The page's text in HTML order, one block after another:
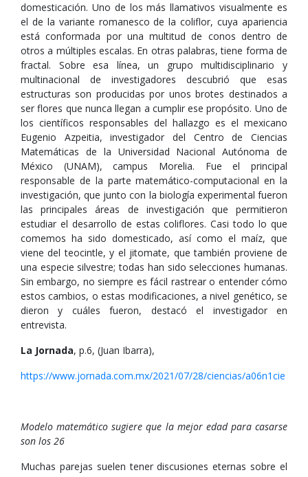
domesticación. Uno de los más llamativos visualmente es
el de la variante romanesco de la coliflor, cuya apariencia
está conformada por una multitud de conos dentro de
otros a múltiples escalas. En otras palabras, tiene forma de
fractal. Sobre esa línea, un grupo multidisciplinario y
multinacional de investigadores descubrió que esas
estructuras son producidas por unos brotes destinados a
ser flores que nunca llegan a cumplir ese propósito. Uno de
los científicos responsables del hallazgo es el mexicano
Eugenio Azpeitia, investigador del Centro de Ciencias
Matemáticas de la Universidad Nacional Autónoma de
México (UNAM), campus Morelia. Fue el principal
responsable de la parte matemático-computacional en la
investigación, que junto con la biología experimental fueron
las principales áreas de investigación que permitieron
estudiar el desarrollo de estas coliflores. Casi todo lo que
comemos ha sido domesticado, así como el maíz, que
viene del teocintle, y el jitomate, que también proviene de
una especie silvestre; todas han sido selecciones humanas.
Sin embargo, no siempre es fácil rastrear o entender cómo
estos cambios, o estas modificaciones, a nivel genético, se
dieron y cuáles fueron, destacó el investigador en
entrevista.
La Jornada, p.6, (Juan Ibarra),
https://www.jornada.com.mx/2021/07/28/ciencias/a06n1cie
Modelo matemático sugiere que la mejor edad para casarse
son los 26
Muchas parejas suelen tener discusiones eternas sobre el